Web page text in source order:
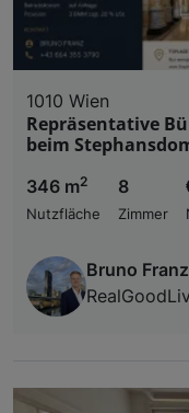
1010 Wien
Repräsentative
beim
346 m2
Nutzfläche
8
Zimmer
Bruno Franz